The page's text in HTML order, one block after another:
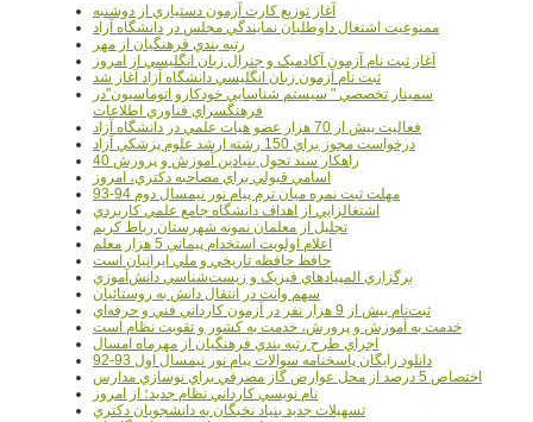
آغاز توزيع کارت آزمون دستياري از دوشنبه
ممنوعيت اشتغال داوطلبان نمايندگي مجلس در دانشگاه آزاد
رتبه بندي فرهنگيان از مهر
آغاز ثبت نام آزمون آکادميک و جنرال زبان انگليسي از امروز
ثبت نام آزمون زبان انگليسي دانشگاه آزاد آغاز شد
سمينار تخصصي " سيستم شناسايي خودکارو اتوماسيون"در
فرهنگسراي فناوري اطلاعات
فعاليت بيش از 70 هزار عضو هيات علمي در دانشگاه آزاد
درخواست مجوز براي 150 رشته ارشد علوم پزشکي آزاد
40 راهکار سند تحول بنيادين آموزش و پرورش
اسامي قبولي براي مصاحبه دکتري، امروز
مهلت ثبت نمره میان ترم پیام نور نیمسال دوم 94-93
اشتغالزايي از اهداف دانشگاه جامع علمي کاربردي
تجليل از معلمان نمونه شهرستان رباط کريم
اعلام اولويت استخدام پيماني 5 هزار معلم
حافظ حافظه تاريخي و ملي ايرانيان است
برگزاري المپيادهاي فيزيک و زيست‌شناسي دانش‌آموزي
سهم وانت در انتقال دانش به روستائيان
ثبت‌نام بيش از 9 هزار نفر در آزمون کارداني فني و حرفه‌اي
خدمت به آموزش و پرورش، خدمت به کشور و تقويت نظام است
اجراي طرح رتبه بندي فرهنگيان از مهرماه امسال
دانلود رایگان پاسخنامه سوالات پیام نور نیمسال اول 93-92
اختصاص 5 درصد از محل عوارض گاز مصرفي براي نوسازي مدارس
نام نويسي کارداني نظام جديد؛ از امروز
تسهيلات جديد بنياد نخبگان به دانشجويان دکتري